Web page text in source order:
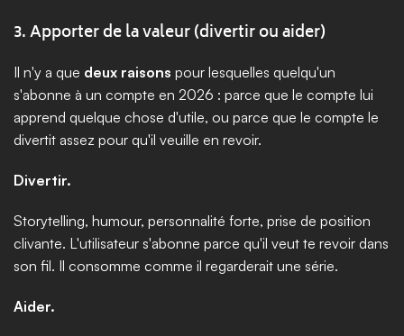
3. Apporter de la valeur (divertir ou aider)
Il n'y a que deux raisons pour lesquelles quelqu'un
s'abonne à un compte en 2026 : parce que le compte lui
apprend quelque chose d'utile, ou parce que le compte le
divertit assez pour qu'il veuille en revoir.
Divertir.
Storytelling, humour, personnalité forte, prise de position
clivante. L'utilisateur s'abonne parce qu'il veut te revoir dans
son fil. Il consomme comme il regarderait une série.
Aider.